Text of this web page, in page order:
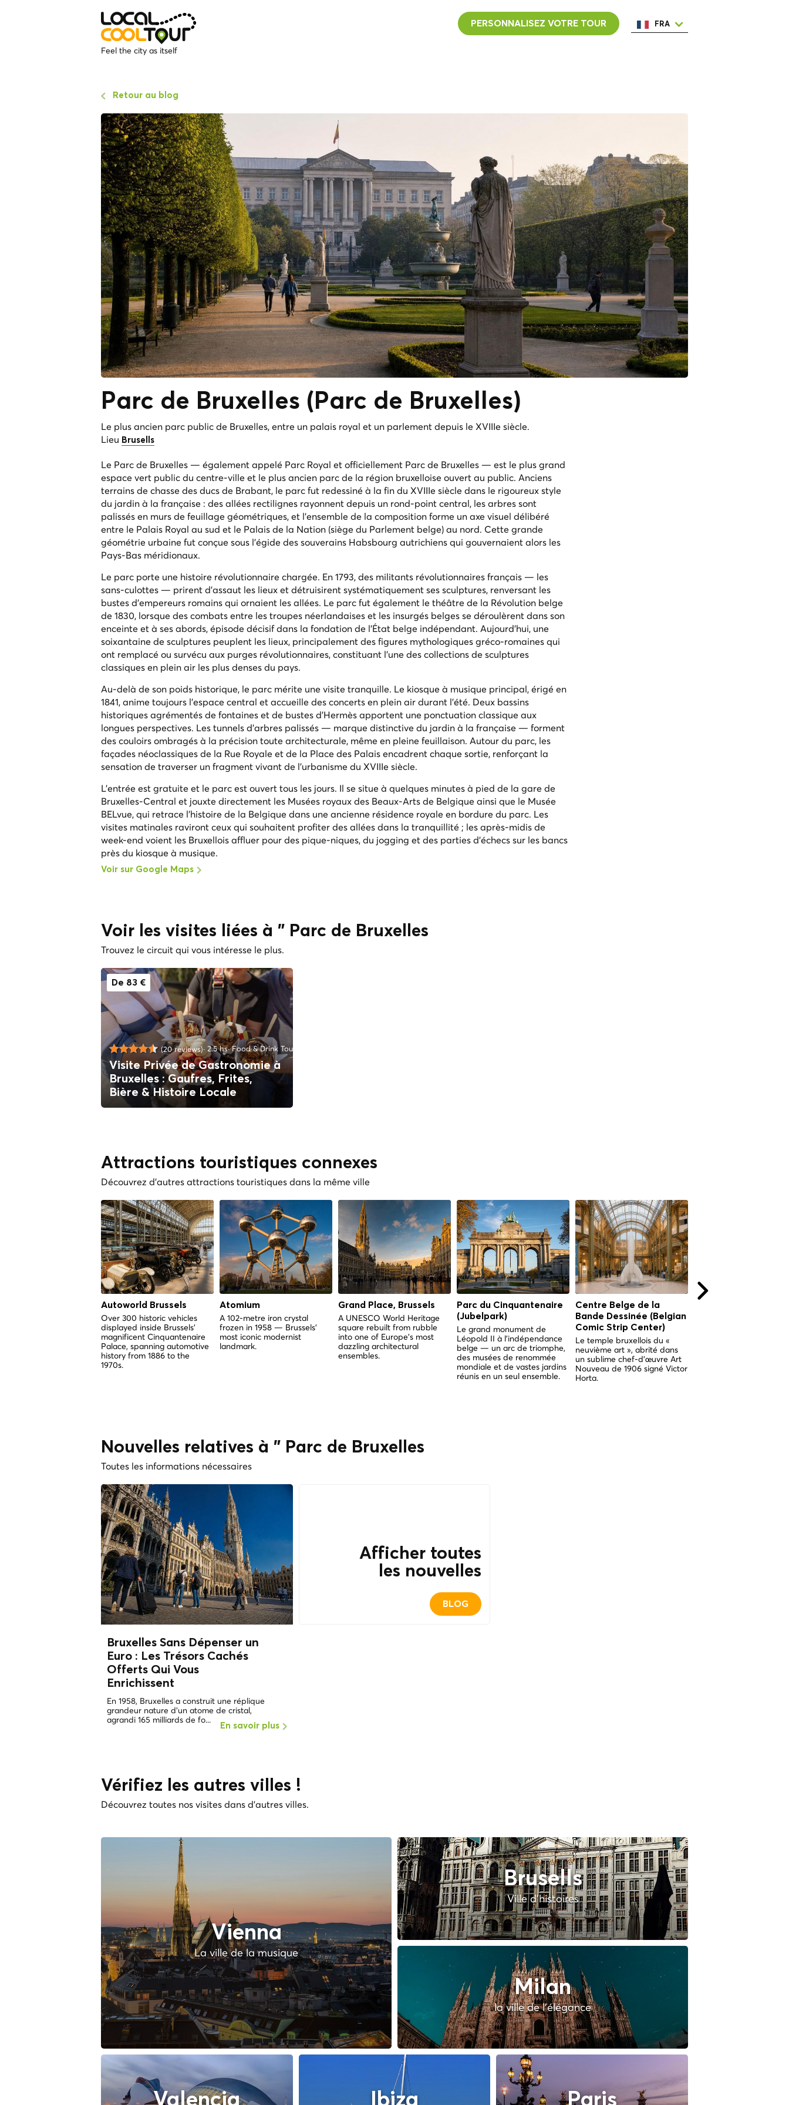
Feel the city as itself
PERSONNALISEZ VOTRE TOUR FRA
Retour au blog
Parc de Bruxelles ( Parc de Bruxelles)
Le plus ancien parc public de Bruxelles, entre un palais royal et un parlement depuis le XVIIIe siècle.
Lieu Brusells
Le Parc de Bruxelles — également appelé Parc Royal et officiellement Parc de Bruxelles — est le plus grand
espace vert public du centre-ville et le plus ancien parc de la région bruxelloise ouvert au public. Anciens
terrains de chasse des ducs de Brabant, le parc fut redessiné à la fin du XVIIIe siècle dans le rigoureux style
du jardin à la française : des allées rectilignes rayonnent depuis un rond-point central, les arbres sont
palissés en murs de feuillage géométriques, et l'ensemble de la composition forme un axe visuel délibéré
entre le Palais Royal au sud et le Palais de la Nation (siège du Parlement belge) au nord. Cette grande
géométrie urbaine fut conçue sous l'égide des souverains Habsbourg autrichiens qui gouvernaient alors les
Pays-Bas méridionaux.
Le parc porte une histoire révolutionnaire chargée. En 1793, des militants révolutionnaires français — les
sans-culottes — prirent d'assaut les lieux et détruisirent systématiquement ses sculptures, renversant les
bustes d'empereurs romains qui ornaient les allées. Le parc fut également le théâtre de la Révolution belge
de 1830, lorsque des combats entre les troupes néerlandaises et les insurgés belges se déroulèrent dans son
enceinte et à ses abords, épisode décisif dans la fondation de l'État belge indépendant. Aujourd'hui, une
soixantaine de sculptures peuplent les lieux, principalement des figures mythologiques gréco-romaines qui
ont remplacé ou survécu aux purges révolutionnaires, constituant l'une des collections de sculptures
classiques en plein air les plus denses du pays.
Au-delà de son poids historique, le parc mérite une visite tranquille. Le kiosque à musique principal, érigé en
1841, anime toujours l'espace central et accueille des concerts en plein air durant l'été. Deux bassins
historiques agrémentés de fontaines et de bustes d'Hermès apportent une ponctuation classique aux
longues perspectives. Les tunnels d'arbres palissés — marque distinctive du jardin à la française — forment
des couloirs ombragés à la précision toute architecturale, même en pleine feuillaison. Autour du parc, les
façades néoclassiques de la Rue Royale et de la Place des Palais encadrent chaque sortie, renforçant la
sensation de traverser un fragment vivant de l'urbanisme du XVIIIe siècle.
L'entrée est gratuite et le parc est ouvert tous les jours. Il se situe à quelques minutes à pied de la gare de
Bruxelles-Central et jouxte directement les Musées royaux des Beaux-Arts de Belgique ainsi que le Musée
BELvue, qui retrace l'histoire de la Belgique dans une ancienne résidence royale en bordure du parc. Les
visites matinales raviront ceux qui souhaitent profiter des allées dans la tranquillité ; les après-midis de
week-end voient les Bruxellois affluer pour des pique-niques, du jogging et des parties d'échecs sur les bancs
près du kiosque à musique.
Voir sur Google Maps
Voir les visites liées à " Parc de Bruxelles
Trouvez le circuit qui vous intéresse le plus.
De 83 €
(20 reviews) 2.5 hsFood & Drink Tours
Visite Privée de Gastronomie à
Bruxelles : Gaufres, Frites,
Bière & Histoire Locale
Attractions touristiques connexes
Découvrez d'autres attractions touristiques dans la même ville
Autoworld Brussels
Over 300 historic vehicles
displayed inside Brussels'
magnificent Cinquantenaire
Palace, spanning automotive
history from 1886 to the
1970s.
Atomium
A 102-metre iron crystal
frozen in 1958 — Brussels'
most iconic modernist
landmark.
Grand Place, Brussels
A UNESCO World Heritage
square rebuilt from rubble
into one of Europe's most
dazzling architectural
ensembles.
Parc du Cinquantenaire
(Jubelpark)
Le grand monument de
Léopold II à l'indépendance
belge — un arc de triomphe,
des musées de renommée
mondiale et de vastes jardins
réunis en un seul ensemble.
Centre Belge de la
Bande Dessinée (Belgian
Comic Strip Center)
Le temple bruxellois du «
neuvième art », abrité dans
un sublime chef-d'œuvre Art
Nouveau de 1906 signé Victor
Horta.
Nouvelles relatives à " Parc de Bruxelles
Toutes les informations nécessaires
Bruxelles Sans Dépenser un
Euro : Les Trésors Cachés
Offerts Qui Vous
Enrichissent
En 1958, Bruxelles a construit une réplique
grandeur nature d'un atome de cristal,
agrandi 165 milliards de fo...
En savoir plus
Afficher toutes
les nouvelles
BLOG
Vérifiez les autres villes !
Découvrez toutes nos visites dans d'autres villes.
Vienna
La ville de la musique
Brusells
Ville d'histoires
Milan
la ville de l'élégance